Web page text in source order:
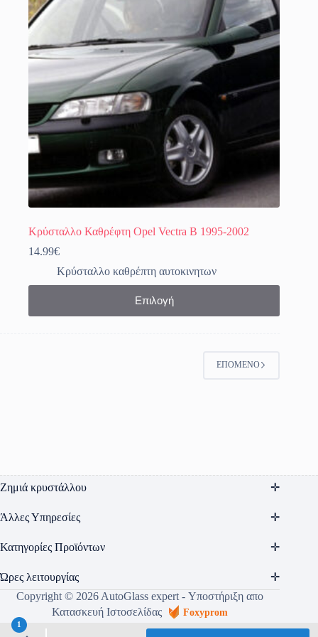
1
επιλογές
μπορούν
να
επιλεγούν
στη
σελίδα
του
προϊόντος
Κρύσταλλο Καθρέφτη Opel Vectra B 1995-2002
14.99€
Κρύσταλλο καθρέπτη αυτοκινητων
Επιλογή
Αυτό
προϊόν
ΕΠΌΜΕΝΟ
Ζημιά κρυστάλλου
Άλλες Υπηρεσίες
Κατηγορίες Προϊόντων
Ώρες λειτουργίας
Copyright © 2026 AutoGlass expert - Υποστήριξη απο
Κατασκευή Ιστοσελίδας
Foxyprom
Πολιτική Απορρήτου